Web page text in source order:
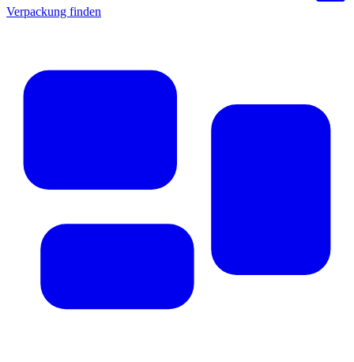
Verpackung finden